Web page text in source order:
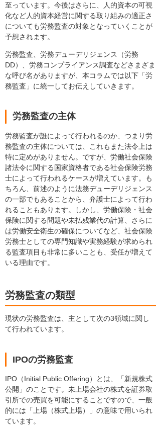
至っています。今後はさらに、人的資本の可視
化など人的資本経営に関する取り組みの適正さ
についても労務監査の対象となっていくことが
予想されます。
労務監査、労務デューデリジェンス（労務
DD）、労務コンプライアンス調査などさまざま
な呼び名がありますが、本コラムでは以下「労
務監査」に統一してお伝えしていきます。
労務監査の主体
労務監査が誰によって行われるのか、つまり労
務監査の主体については、これもまた法令上は
特に定めがありません。ですが、労働社会保険
諸法令に関する国家資格者である社会保険労務
士によって行われるケースが増えています。も
ちろん、前述のように法務デューデリジェンス
の一部でもあることから、弁護士によって行わ
れることもあります。しかし、労働保険・社会
保険に関する問題や未払残業代の計算、さらに
は労働安全衛生の確保についてなど、社会保険
労務士としての専門知識や実務経験が求められ
る監査項目も非常に多いことも、受任が増えて
いる理由です。
労務監査の類型
現状の労務監査は、主として次の3領域に関し
て行われています。
IPOの労務監査
IPO（Initial Public Offering）とは、「新規株式
公開」のことです。未上場会社の株式を証券取
引所での売買を可能にすることですので、一般
的には「上場（株式上場）」の意味で用いられ
ています。